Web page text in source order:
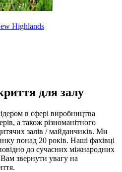
Highlands
для залу
в сфері виробництва
а також різноманітного
залів / майданчиків. Ми
понад 20 років. Наші фахівці
до сучасних міжнародних
звернути увагу на